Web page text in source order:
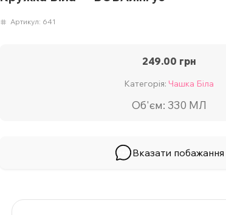
Артикул: 641
249.00 грн
Категорія: Чашка Біла
Об'єм: 330 МЛ
Вказати побажання